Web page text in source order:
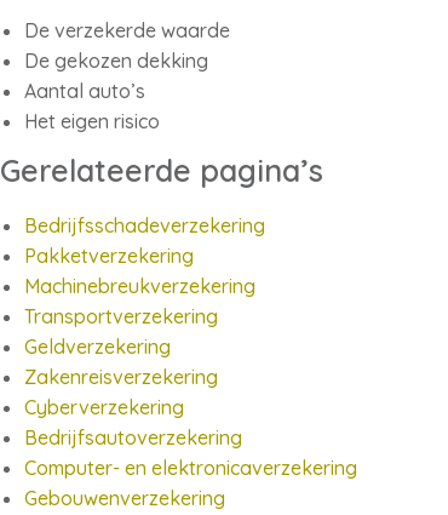
De verzekerde waarde
De gekozen dekking
Aantal auto’s
Het eigen risico
Gerelateerde pagina’s
Bedrijfsschadeverzekering
Pakketverzekering
Machinebreukverzekering
Transportverzekering
Geldverzekering
Zakenreisverzekering
Cyberverzekering
Bedrijfsautoverzekering
Computer- en elektronicaverzekering
Gebouwenverzekering